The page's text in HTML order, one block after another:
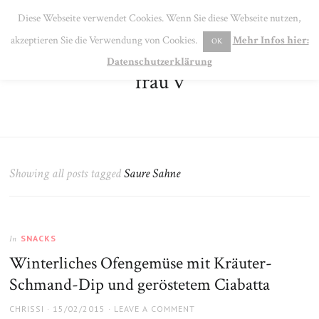
MENU
frau v
Showing all posts taggedSaure Sahne
In SNACKS
Winterliches Ofengemüse mit Kräuter-
Schmand-Dip und geröstetem Ciabatta
AUTHOR
CHRISSI
POSTED
15/02/2015 LEAVE A COMMENT
Diese Webseite verwendet Cookies. Wenn Sie diese Webseite nutzen,
akzeptieren Sie die Verwendung von Cookies.
OK
Mehr Infos hier:
Datenschutzerklärung